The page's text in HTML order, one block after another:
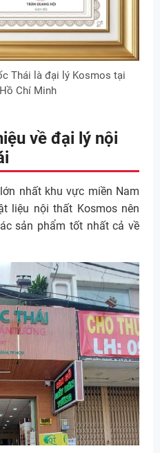
Thái là đại lý Kosmos tại
Chí Minh
về đại lý nội
nhất khu vực miền Nam
liệu nội thất Kosmos nên
sản phẩm tốt nhất cả về